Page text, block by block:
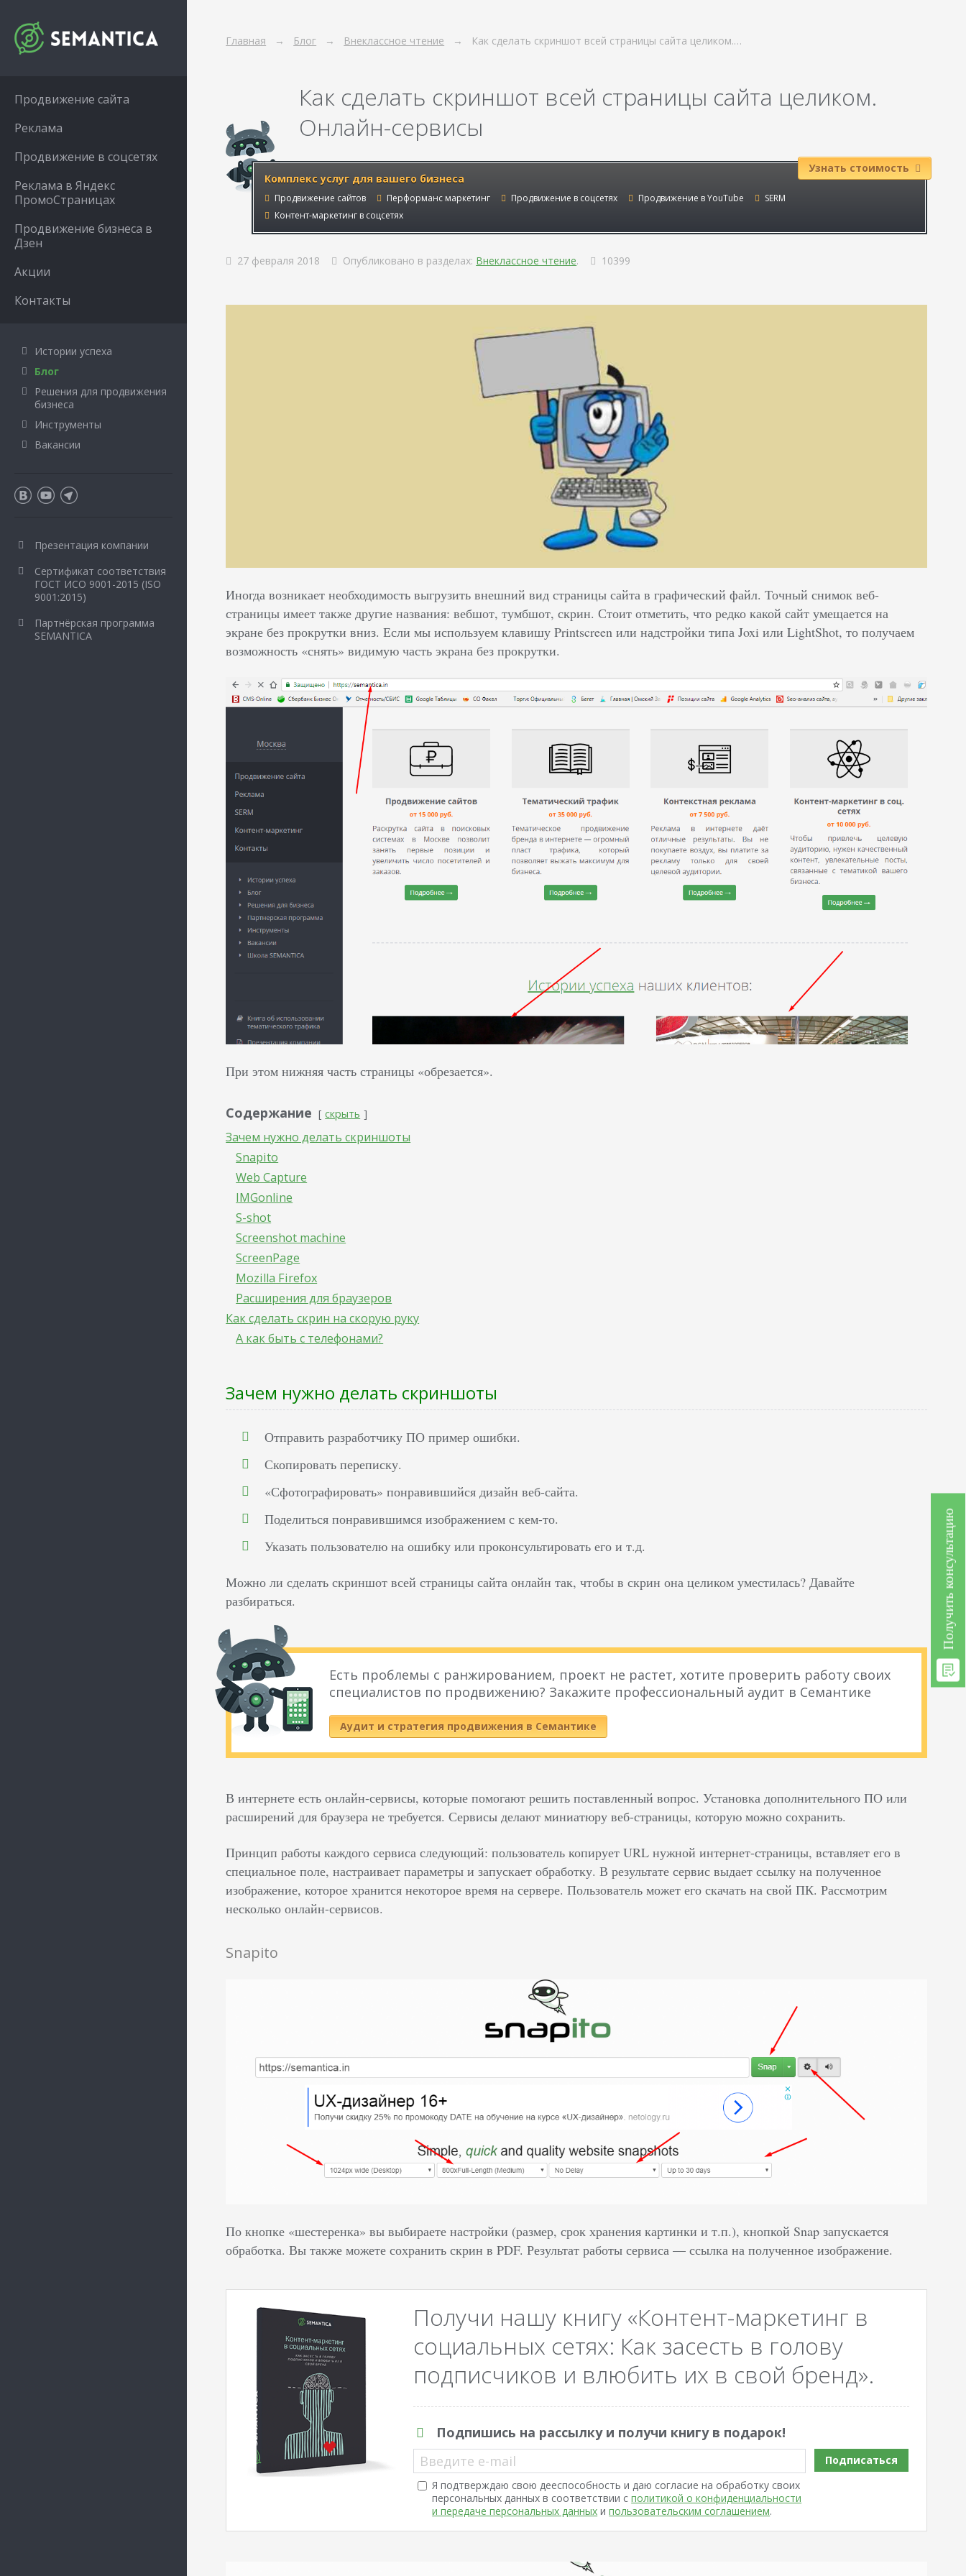
Главная Блог Внеклассное чтение Как сделать скриншот всей страницы сайта целиком.…
Как сделать скриншот всей страницы сайта целиком.
Онлайн-сервисы
Комплекс услуг для вашего бизнеса
Продвижение сайтов Перформанс маркетинг Продвижение в соцсетях Продвижение в YouTube
SERM
Контент-маркетинг в соцсетях
Узнать стоимость
27 февраля 2018 Опубликовано в разделах: Внеклассное чтение. 10399
Иногда возникает необходимость выгрузить внешний вид страницы сайта в графический файл. Точный снимок веб-
страницы имеет также другие названия: вебшот, тумбшот, скрин. Стоит отметить, что редко какой сайт умещается на
экране без прокрутки вниз. Если мы используем клавишу Printscreen или надстройки типа Joxi или LightShot, то получаем
возможность «снять» видимую часть экрана без прокрутки.
При этом нижняя часть страницы «обрезается».
Содержание скрыть
Зачем нужно делать скриншоты
Snapito
Web Capture
IMGonline
S-shot
Screenshot machine
ScreenPage
Mozilla Firefox
Расширения для браузеров
Как сделать скрин на скорую руку
А как быть с телефонами?
Зачем нужно делать скриншоты
Отправить разработчику ПО пример ошибки.
Скопировать переписку.
«Сфотографировать» понравившийся дизайн веб-сайта.
Поделиться понравившимся изображением с кем-то.
Указать пользователю на ошибку или проконсультировать его и т.д.
Можно ли сделать скриншот всей страницы сайта онлайн так, чтобы в скрин она целиком уместилась? Давайте
разбираться.
Есть проблемы с ранжированием, проект не растет, хотите проверить работу своих
специалистов по продвижению? Закажите профессиональный аудит в Семантике
Аудит и стратегия продвижения в Семантике
В интернете есть онлайн-сервисы, которые помогают решить поставленный вопрос. Установка дополнительного ПО или
расширений для браузера не требуется. Сервисы делают миниатюру веб-страницы, которую можно сохранить.
Принцип работы каждого сервиса следующий: пользователь копирует URL нужной интернет-страницы, вставляет его в
специальное поле, настраивает параметры и запускает обработку. В результате сервис выдает ссылку на полученное
изображение, которое хранится некоторое время на сервере. Пользователь может его скачать на свой ПК. Рассмотрим
несколько онлайн-сервисов.
Snapito
По кнопке «шестеренка» вы выбираете настройки (размер, срок хранения картинки и т.п.), кнопкой Snap запускается
обработка. Вы также можете сохранить скрин в PDF. Результат работы сервиса — ссылка на полученное изображение.
Получи нашу книгу «Контент-маркетинг в
социальных сетях: Как засесть в голову
подписчиков и влюбить их в свой бренд».
Подпишись на рассылку и получи книгу в подарок!
Введите e-mail
Я подтверждаю свою дееспособность и даю согласие на обработку своих
персональных данных в соответствии сполитикой о конфиденциальности
и передаче персональных данных ипользовательским соглашением.
Подписаться
Продвижение сайта
Реклама
Продвижение в соцсетях
Реклама в Яндекс
ПромоСтраницах
Продвижение бизнеса в
Дзен
Акции
Контакты
Истории успеха
Блог
Решения для продвижения
бизнеса
Инструменты
Вакансии
Презентация компании
Сертификат соответствия
ГОСТ ИСО 9001-2015 (ISO
9001:2015)
Партнёрская программа
SEMANTICA
Получить консультацию